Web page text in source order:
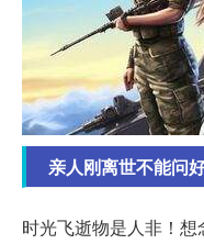
亲人刚离世不能问
时光飞逝物是人非！